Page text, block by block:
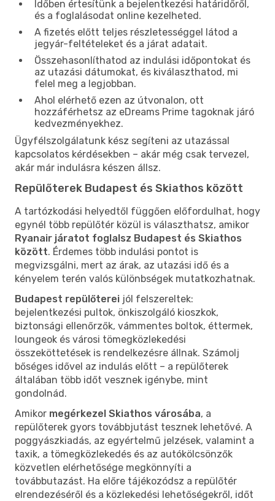
Időben értesítünk a bejelentkezési határidőről,
és a foglalásodat online kezelheted.
A fizetés előtt teljes részletességgel látod a
jegyár-feltételeket és a járat adatait.
Összehasonlíthatod az indulási időpontokat és
az utazási dátumokat, és kiválaszthatod, mi
felel meg a legjobban.
Ahol elérhető ezen az útvonalon, ott
hozzáférhetsz az eDreams Prime tagoknak járó
kedvezményekhez.
Ügyfélszolgálatunk kész segíteni az utazással
kapcsolatos kérdésekben – akár még csak tervezel,
akár már indulásra készen állsz.
Repülőterek Budapest és Skiathos között
A tartózkodási helyedtől függően előfordulhat, hogy
egynél több repülőtér közül is választhatsz, amikor
Ryanair járatot foglalsz Budapest és Skiathos
között. Érdemes több indulási pontot is
megvizsgálni, mert az árak, az utazási idő és a
kényelem terén valós különbségek mutatkozhatnak.
Budapest repülőterei jól felszereltek:
bejelentkezési pultok, önkiszolgáló kioszkok,
biztonsági ellenőrzők, vámmentes boltok, éttermek,
loungeok és városi tömegközlekedési
összeköttetések is rendelkezésre állnak. Számolj
bőséges idővel az indulás előtt – a repülőterek
általában több időt vesznek igénybe, mint
gondolnád.
Amikor megérkezel Skiathos városába, a
repülőterek gyors továbbjutást tesznek lehetővé. A
poggyászkiadás, az egyértelmű jelzések, valamint a
taxik, a tömegközlekedés és az autókölcsönzők
közvetlen elérhetősége megkönnyíti a
továbbutazást. Ha előre tájékozódsz a repülőtér
elrendezéséről és a közlekedési lehetőségekről, időt